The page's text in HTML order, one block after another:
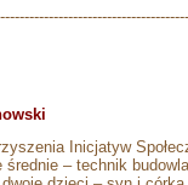
Inicjatyw
średnie – technik